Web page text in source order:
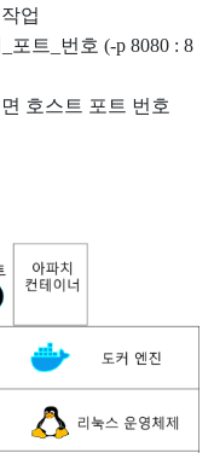
업
포트_번호 (-p 8080 : 8
호스트 포트 번호